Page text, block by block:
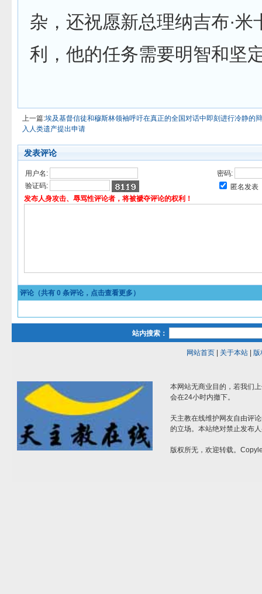
杂，还祝愿新总理纳吉布·米
利，他的任务需要明智和坚
上一篇:埃及基督信徒和穆斯林领袖呼吁在真正的全国对话中即刻进行冷静的
入人类遗产提出申请
发表评论
用户名:
密码:
验证码:
匿名发表
发布人身攻击、辱骂性评论者，将被褫夺评论的权利！
评论（共有 0 条评论，点击查看更多）
站内搜索：
网站首页| 关于本站| 版
本网站无商业目的，若我们
会在24小时内撤下。
天主教在线维护网友自由评
的立场。本站绝对禁止发布
版权所无，欢迎转载。